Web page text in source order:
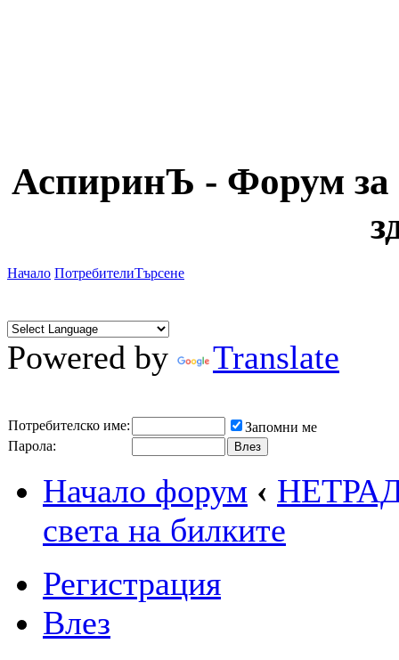
АспиринЪ - Форум за
Начало ПотребителиТърсене
Powered by Translate
Потребителско име:
Запомни ме
Парола:
Начало форум ‹
света на билките
Регистрация
Влез